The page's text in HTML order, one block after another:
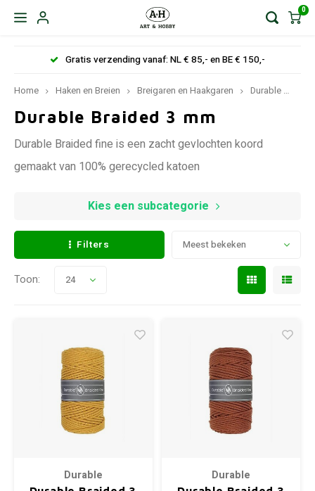
0
Gratis verzending vanaf: NL € 85,- en BE € 150,-
Home Haken en Breien Breigaren en Haakgaren Durable
Durable Braided 3 mm
Durable Braided fine is een zacht gevlochten koord
gemaakt van 100% gerecycled katoen
Kies een subcategorie
Filters Meest bekeken
Toon: 24
Durable Durable